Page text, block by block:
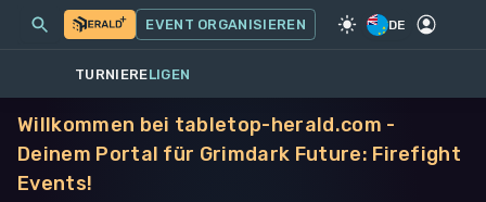
SPIEL·WARHAMMER 40K
MEINE EVENTS MEHR
EVENT ORGANISIEREN DE
TURNIERELIGEN
Willkommen bei tabletop-herald.com -
Deinem Portal für Grimdark Future: Firefight
Events!